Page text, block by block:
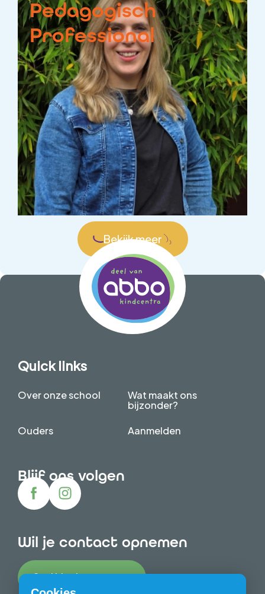
Pedagogisch
Professional
Bekijk meer
Quick links
Over onze school
Wat maakt ons
bijzonder?
Ouders Aanmelden
Blijf ons volgen
Wil je contact opnemen
Stel hier jouw vraag